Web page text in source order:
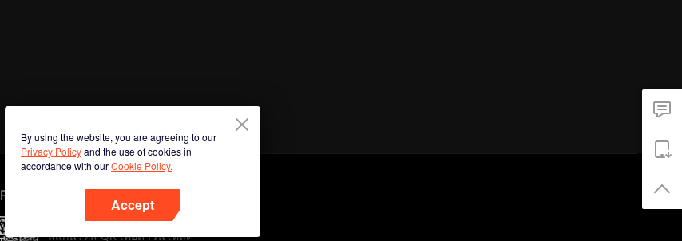
By using the website, you are agreeing to our
Privacy Policyand the use of cookies in
accordance with ourCookie Policy.
Accept
Phone
สแกนรหัส QR เพื่อดาวน์โหลด